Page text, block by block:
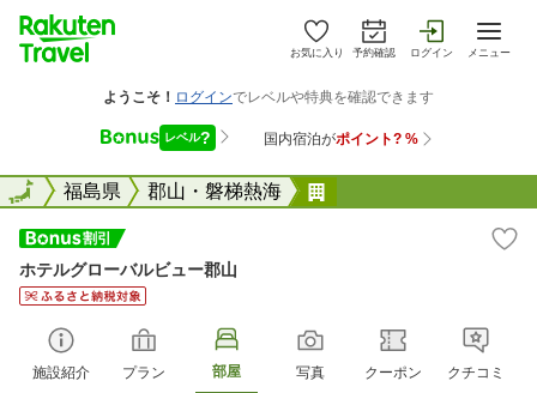
お気に入り 予約確認 ログイン メニュー
全国福島県 郡山・磐梯熱海
全国
ホテルグローバルビュー郡山
施設紹介 プラン 部屋 写真 クーポン クチコミ